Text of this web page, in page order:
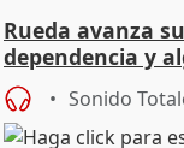
Rueda avanza
dependencia y
vivienda
Sonido